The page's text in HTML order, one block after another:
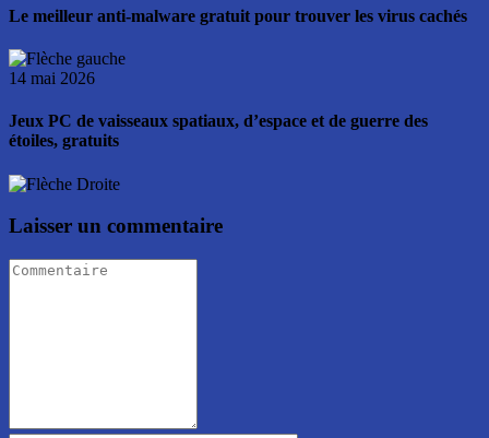
Le meilleur anti-malware gratuit pour trouver les virus cachés
14 mai 2026
Jeux PC de vaisseaux spatiaux, d’espace et de guerre des
étoiles, gratuits
Laisser un commentaire